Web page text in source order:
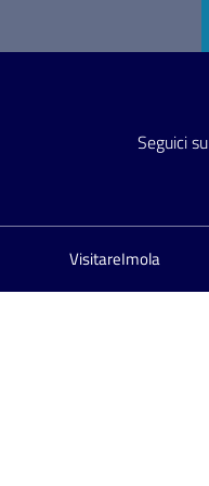
Seguici su
VisitareImola